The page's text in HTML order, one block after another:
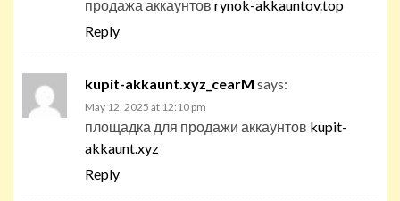
продажа аккаунтов rynok-akkauntov.top
Reply
kupit-akkaunt.xyz_cearM says:
May 12, 2025 at 12:10 pm
площадка для продажи аккаунтов kupit-
akkaunt.xyz
Reply